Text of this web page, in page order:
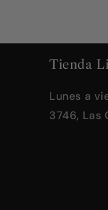
Tienda
Lunes a
3746, Las